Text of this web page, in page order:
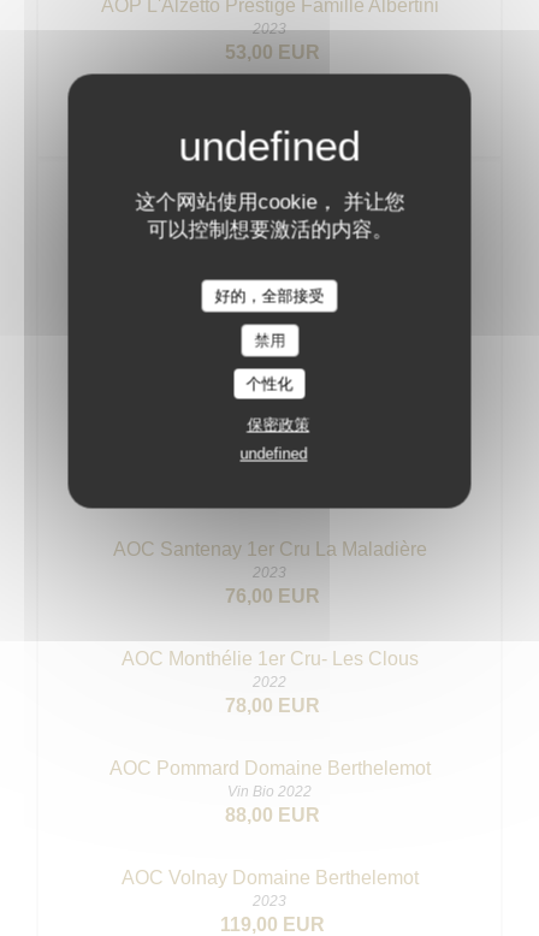
这个网站使用cookie， 并让您
可以控制想要激活的内容。
好的，全部接受
禁用
个性化
保密政策
undefined
AOP L'Alzetto Prestige Famille Albertini
2023
53,00 EUR
Vins Rouges
AOC Pinot Noir Thierry et Pascale Matrot
2022
54,00 EUR
AOC MarangesThierry et Pascale Matrot
2023
AOC Santenay 1er Cru La Maladière
2023
76,00 EUR
AOC Monthélie 1er Cru- Les Clous
2022
78,00 EUR
AOC Pommard Domaine Berthelemot
Vin Bio 2022
88,00 EUR
AOC Volnay Domaine Berthelemot
2023
119,00 EUR